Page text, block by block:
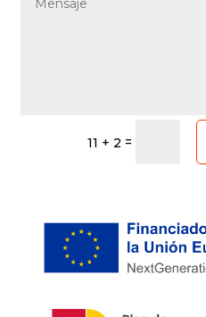
11 + 2 =